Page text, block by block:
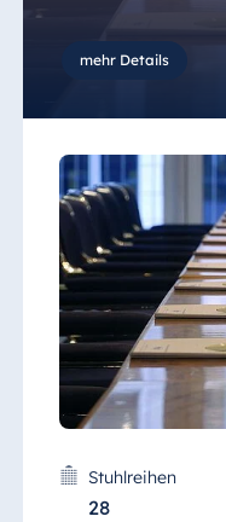
Der Raum
qm und fasst bei
einer
werden.
mehr Details
Stuhlreihen
28